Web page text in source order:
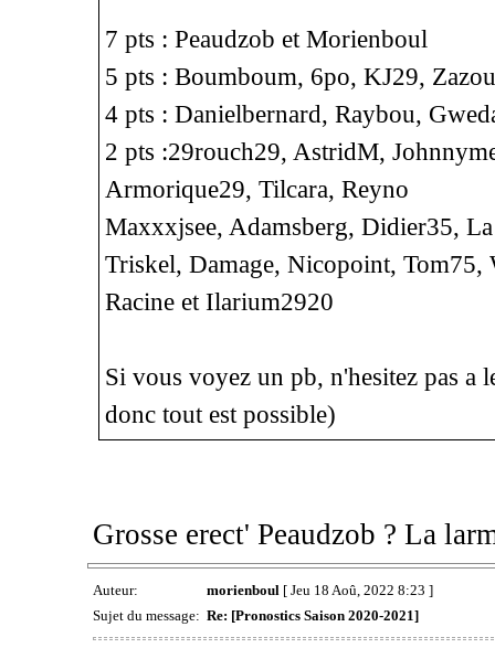
7 pts : Peaudzob et Morienboul
5 pts : Boumboum, 6po, KJ29,
4 pts : Danielbernard, Raybou,
2 pts :29rouch29, AstridM,
Armorique29, Tilcara, Reyno
Maxxxjsee, Adamsberg, Didier35,
Triskel, Damage, Nicopoint,
Racine et Ilarium2920
Si vous voyez un pb, n'hesitez pas a
donc tout est possible)
Grosse erect' Peaudzob ? La
Auteur: morienboul [ Jeu 18 Aoû, 2022 8:23 ]
Sujet du message: Re: [Pronostics Saison 2020-2021]